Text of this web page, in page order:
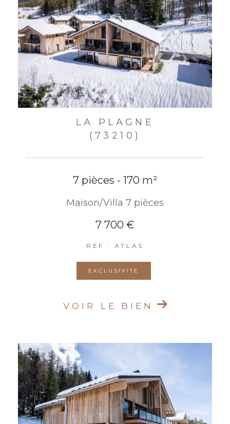
LA PLAGNE
(73210)
7 pièces - 170 m²
Maison/Villa 7 pièces
7 700 €
REF : ATLAS
EXCLUSIVITÉ
VOIR LE BIEN